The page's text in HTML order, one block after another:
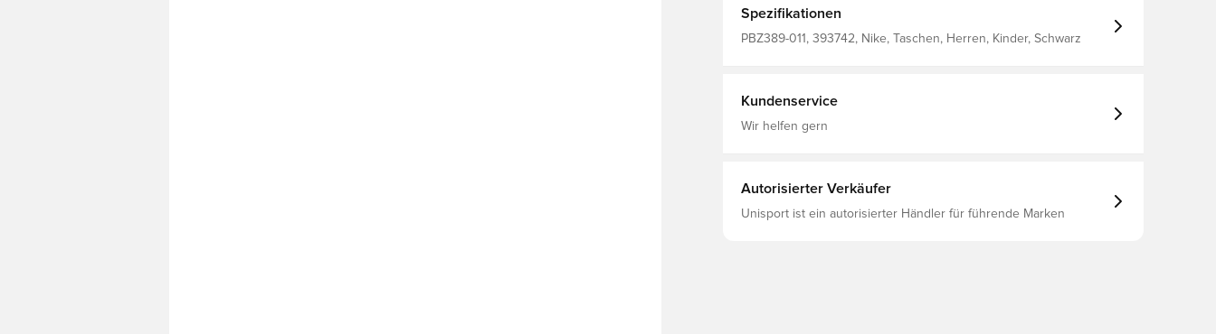
Spezifikationen
PBZ389-011, 393742, Nike, Taschen, Herren, Kinder, Schwarz
Kundenservice
Wir helfen gern
Autorisierter Verkäufer
Unisport ist ein autorisierter Händler für führende Marken